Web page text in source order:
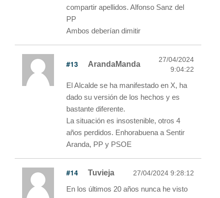
compartir apellidos. Alfonso Sanz del
PP
Ambos deberían dimitir
#13 ArandaManda
27/04/2024
9:04:22
El Alcalde se ha manifestado en X, ha
dado su versión de los hechos y es
bastante diferente.
La situación es insostenible, otros 4
años perdidos. Enhorabuena a Sentir
Aranda, PP y PSOE
#14 Tuvieja 27/04/2024 9:28:12
En los últimos 20 años nunca he visto